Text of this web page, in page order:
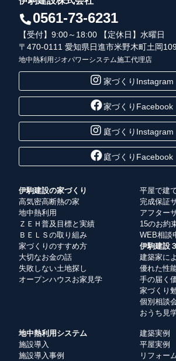
0561-73-6231
【受付】9:00～18:00 【定休日】水曜日
〒470-0111 愛知県日進市米野木町土岡
地中熱利用ジオパワーシステム施工代理店
家づくりInstagram
家づくりFacebook
庭づくりInstagram
庭づくりFacebook
伊駒建設の家づくり
高気密高断熱の家
地中熱利用
ＺＥＨ普及目標と実績
ＢＥＬＳの取り組み
家づくりのすすめ方
大切なお金の話
失敗しない土地探し
オープンハウスお家見学
平屋で建
完成保証
アフター
15のお約
WEB相談
伊駒建設
建築家に
優れた性
手の届く
家づくり
個別相談
おうち見
地中熱利用システム
施設導入
施設導入事例
建築実例
平屋実例
リフォー